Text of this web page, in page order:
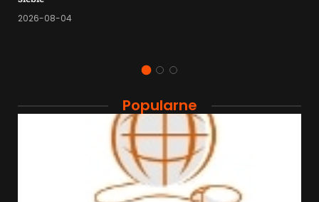
2026-08-04
Popularne